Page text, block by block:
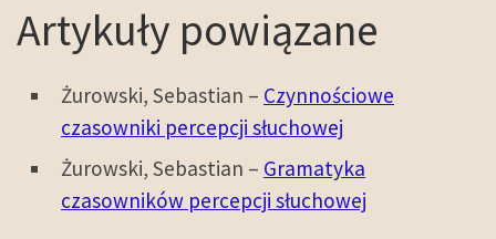
Artykuły powiązane
Żurowski, Sebastian – Czynnościowe
czasowniki percepcji słuchowej
Żurowski, Sebastian – Gramatyka
czasowników percepcji słuchowej